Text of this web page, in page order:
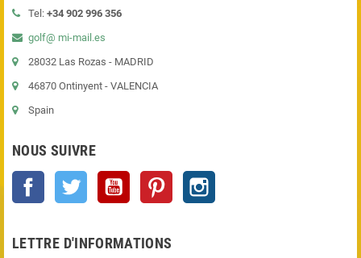
Tel: +34 902 996 356
golf@ mi-mail.es
28032 Las Rozas - MADRID
46870 Ontinyent - VALENCIA
Spain
NOUS SUIVRE
Facebook Twitter YouTube Pinterest
LETTRE D'INFORMATIONS